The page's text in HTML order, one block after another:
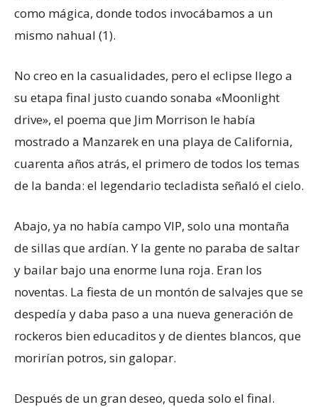
como mágica, donde todos invocábamos a un
mismo nahual (1).
No creo en la casualidades, pero el eclipse llego a
su etapa final justo cuando sonaba «Moonlight
drive», el poema que Jim Morrison le había
mostrado a Manzarek en una playa de California,
cuarenta años atrás, el primero de todos los temas
de la banda: el legendario tecladista señaló el cielo.
Abajo, ya no había campo VIP, solo una montaña
de sillas que ardían. Y la gente no paraba de saltar
y bailar bajo una enorme luna roja. Eran los
noventas. La fiesta de un montón de salvajes que se
despedía y daba paso a una nueva generación de
rockeros bien educaditos y de dientes blancos, que
morirían potros, sin galopar.
Después de un gran deseo, queda solo el final.